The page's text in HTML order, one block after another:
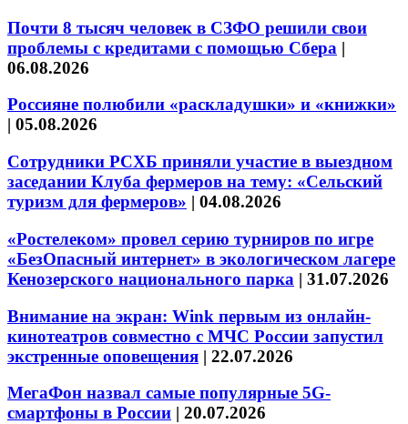
Почти 8 тысяч человек в СЗФО решили свои
проблемы с кредитами с помощью Сбера |
06.08.2026
Россияне полюбили «раскладушки» и «книжки»
| 05.08.2026
Сотрудники РСХБ приняли участие в выездном
заседании Клуба фермеров на тему: «Сельский
туризм для фермеров» | 04.08.2026
«Ростелеком» провел серию турниров по игре
«БезОпасный интернет» в экологическом лагере
Кенозерского национального парка | 31.07.2026
Внимание на экран: Wink первым из онлайн-
кинотеатров совместно с МЧС России запустил
экстренные оповещения | 22.07.2026
МегаФон назвал самые популярные 5G-
смартфоны в России | 20.07.2026